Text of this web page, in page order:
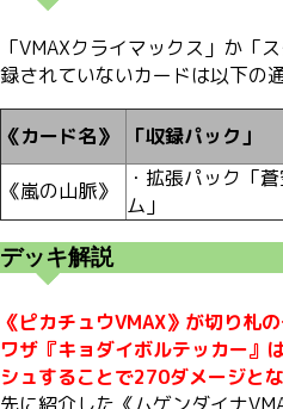
「VMAXクライマックス」か「
録されていないカードは以下の
《カード名》 「収録パック」
《嵐の山脈》
・拡張パック「
ム」
デッキ解説
《ピカチュウVMAX》が切り札の
ワザ『キョダイボルテッカー』
シュすることで270ダメージとな